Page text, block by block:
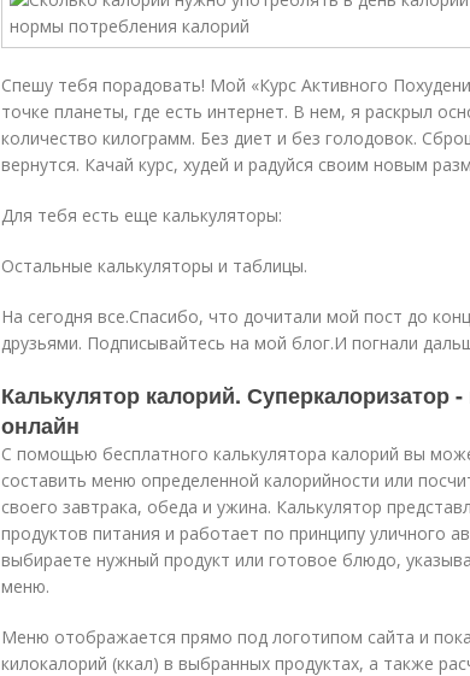
Спешу тебя порадовать! Мой «Курс Активного
точке планеты, где есть интернет. В нем, я раскрыл
количество килограмм. Без диет и без голодовок.
вернутся. Качай курс, худей и радуйся своим новым
Для тебя есть еще калькуляторы:
Остальные калькуляторы и таблицы.
На сегодня все.Спасибо, что дочитали мой пост до
друзьями. Подписывайтесь на мой блог.И погнали
Калькулятор калорий. Суперкалоризатор
онлайн
С помощью бесплатного калькулятора калорий вы
составить меню определенной калорийности или
своего завтрака, обеда и ужина. Калькулятор
продуктов питания и работает по принципу уличного
выбираете нужный продукт или готовое блюдо,
меню.
Меню отображается прямо под логотипом сайта и
килокалорий (ккал) в выбранных продуктах, а также